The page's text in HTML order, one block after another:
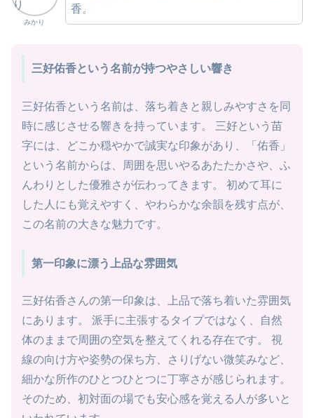
みかり
香。
三好佑香という名前が持つやさしい響き
三好佑香という名前は、落ち着きと親しみやすさを同
時に感じさせる響きを持っています。 三好という苗
字には、どこか穏やかで誠実な印象があり、「佑香」
という名前からは、周囲を思いやるあたたかさや、ふ
んわりとした優雅さが伝わってきます。 初めて耳に
した人にも覚えやすく、やわらかな余韻を残す点が、
この名前の大きな魅力です。
第一印象に漂う上品な雰囲気
三好佑香さんの第一印象は、上品で落ち着いた雰囲気
にあります。 派手に主張するタイプではなく、自然
体のままで周囲の空気を整えてくれる存在です。 視
線の向け方や姿勢の保ち方、さりげない微笑みなど、
細かな所作のひとつひとつに丁寧さが感じられます。
そのため、初対面の場でも安心感を覚える人が多いと